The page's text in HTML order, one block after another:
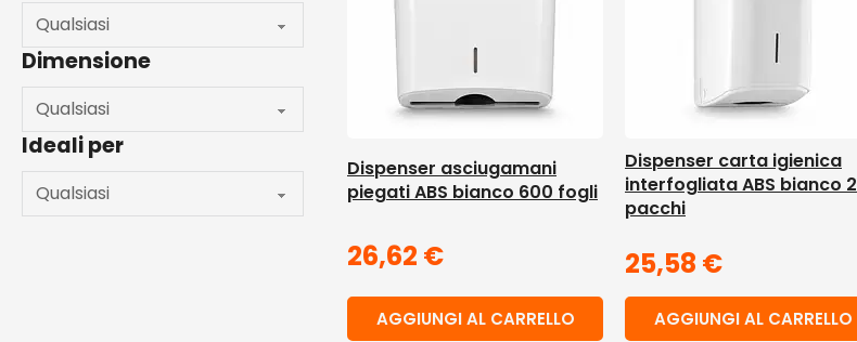
Dimensione
Ideali per
Dispenser asciugamani
piegati ABS bianco 600 fogli
26,62 €
AGGIUNGI AL CARRELLO
Dispenser carta igienica
interfogliata ABS bianco 2
pacchi
25,58 €
AGGIUNGI AL CARRELLO